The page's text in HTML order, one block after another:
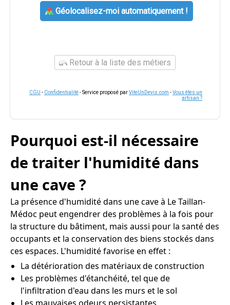
Géolocalisez-moi automatiquement !
Retour à la liste des métiers
CGU - Confidentialité- Service proposé parViteUnDevis.com -Vous êtes un
artisan ?
Pourquoi est-il nécessaire
de traiter l'humidité dans
une cave ?
La présence d'humidité dans une cave à Le Taillan-
Médoc peut engendrer des problèmes à la fois pour
la structure du bâtiment, mais aussi pour la santé des
occupants et la conservation des biens stockés dans
ces espaces. L'humidité favorise en effet :
La détérioration des matériaux de construction
Les problèmes d'étanchéité, tel que de
l'infiltration d'eau dans les murs et le sol